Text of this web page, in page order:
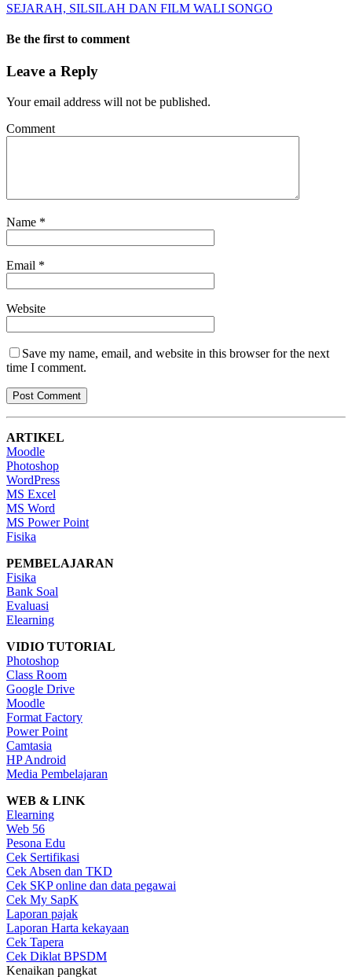
SEJARAH, SILSILAH DAN FILM WALI SONGO
Be the first to comment
Leave a Reply
Your email address will not be published.
Comment
Name *
Email *
Website
Save my name, email, and website in this browser for the next
time I comment.
ARTIKEL
Moodle
Photoshop
WordPress
MS Excel
MS Word
MS Power Point
Fisika
PEMBELAJARAN
Fisika
Bank Soal
Evaluasi
Elearning
VIDIO TUTORIAL
Photoshop
Class Room
Google Drive
Moodle
Format Factory
Power Point
Camtasia
HP Android
Media Pembelajaran
WEB & LINK
Elearning
Web 56
Pesona Edu
Cek Sertifikasi
Cek Absen dan TKD
Cek SKP online dan data pegawai
Cek My SapK
Laporan pajak
Laporan Harta kekayaan
Cek Tapera
Cek Diklat BPSDM
Kenaikan pangkat